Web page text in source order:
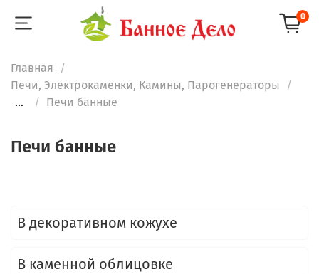
0
Главная
Печи, Электрокаменки, Камины, Парогенераторы
...
Печи банные
Печи банные
В декоративном кожухе
В каменной облицовке